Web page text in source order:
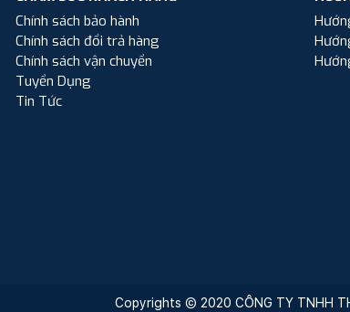
Chính sách bảo hành
Chính sách đổi trả hàng
Chính sách vận chuyển
Tuyển Dụng
Tin Tức
Copyrights © 2020 CÔNG TY TNHH